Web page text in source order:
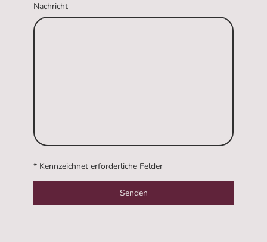
Nachricht
* Kennzeichnet erforderliche Felder
Senden